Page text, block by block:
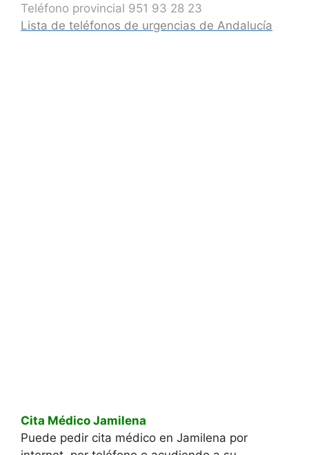
Teléfono provincial 951 93 28 23
Lista de teléfonos de urgencias de Andalucía
Cita Médico Jamilena
Puede pedir cita médico en Jamilena por